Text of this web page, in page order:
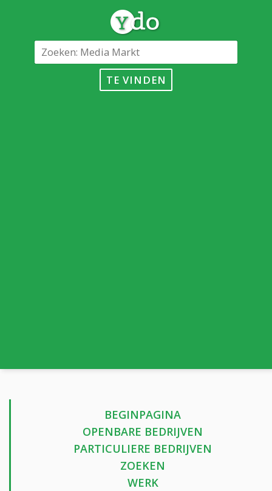
TE VINDEN
BEGINPAGINA
OPENBARE BEDRIJVEN
PARTICULIERE BEDRIJVEN
ZOEKEN
WERK